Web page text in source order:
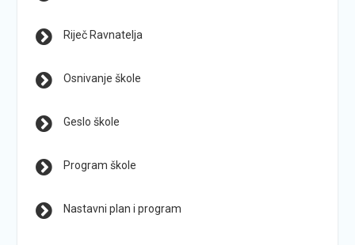
Riječ Ravnatelja
Osnivanje škole
Geslo škole
Program škole
Nastavni plan i program